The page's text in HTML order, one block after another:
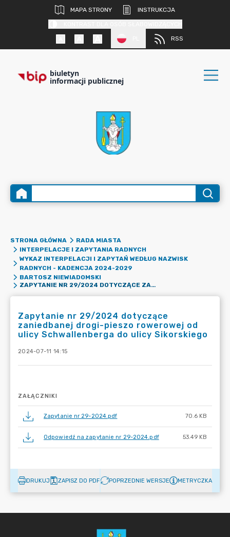
MAPA STRONY
INSTRUKCJA
RSS
biuletyn
informacji publicznej
STRONA GŁÓWNA
RADA MIASTA
INTERPELACJE I ZAPYTANIA RADNYCH
WYKAZ INTERPELACJI I ZAPYTAŃ WEDŁUG NAZWISK
RADNYCH - KADENCJA 2024-2029
BARTOSZ NIEWIADOMSKI
ZAPYTANIE NR 29/2024 DOTYCZĄCE ZANIEDBANEJ DROGI-PIESZO ROWEROWEJ OD ULICY SCHWALLENBERGA DO ULICY SIKORSKIEGO
Zapytanie nr 29/2024 dotyczące
zaniedbanej drogi-pieszo rowerowej od
ulicy Schwallenberga do ulicy Sikorskiego
2024-07-11 14:15
ZAŁĄCZNIKI
Zapytanie nr 29-2024.pdf 70.6 KB
Odpowiedź na zapytanie nr 29-2024.pdf 53.49 KB
DRUKUJ ZAPISZ DO PDF POPRZEDNIE WERSJE METRYCZKA